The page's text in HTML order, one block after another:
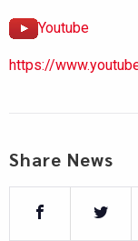
Youtube
https://
Share News